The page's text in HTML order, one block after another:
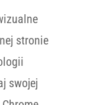
stronie
swojej